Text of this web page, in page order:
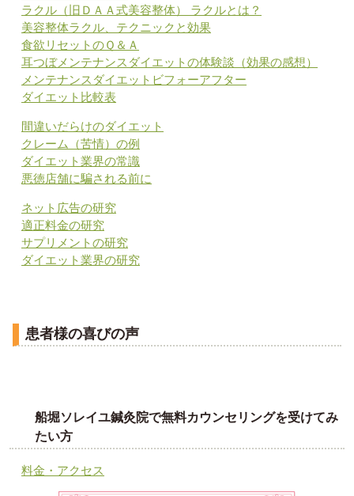
ラクル（旧ＤＡＡ式美容整体） ラクルとは？
美容整体ラクル、テクニックと効果
食欲リセットのＱ＆Ａ
耳つぼメンテナンスダイエットの体験談（効果の感想）
メンテナンスダイエットビフォーアフター
ダイエット比較表
間違いだらけのダイエット
クレーム（苦情）の例
ダイエット業界の常識
悪徳店舗に騙される前に
ネット広告の研究
適正料金の研究
サプリメントの研究
ダイエット業界の研究
患者様の喜びの声
船堀ソレイユ鍼灸院で無料カウンセリングを受けてみ
たい方
料金・アクセス